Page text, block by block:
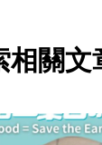
相關文